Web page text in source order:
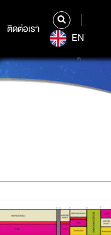
ติดต่อเรา
ติดต่อเรา
EN